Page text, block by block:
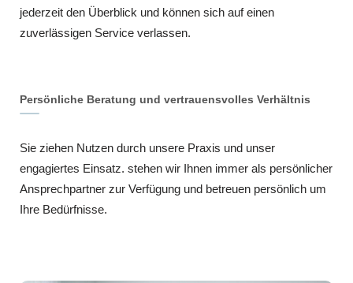
jederzeit den Überblick und können sich auf einen
zuverlässigen Service verlassen.
Persönliche Beratung und vertrauensvolles Verhältnis
Sie ziehen Nutzen durch unsere Praxis und unser
engagiertes Einsatz. stehen wir Ihnen immer als persönlicher
Ansprechpartner zur Verfügung und betreuen persönlich um
Ihre Bedürfnisse.